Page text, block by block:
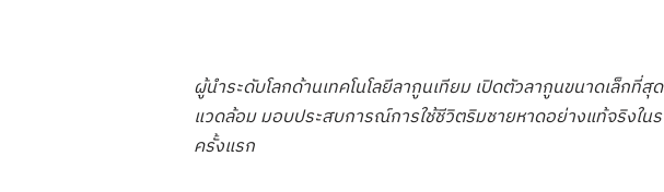
ผู้นำระดับโลกด้านเทคโนโลยีลากูนเทียม เปิดตัวลากูนขนาดเล็ก
แวดล้อม มอบประสบการณ์การใช้ชีวิตริมชายหาดอย่างแท้จริงใ
ครั้งแรก